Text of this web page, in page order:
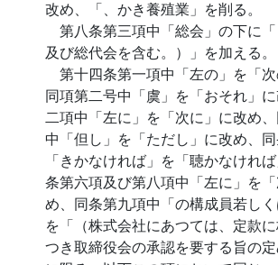
改め、「、かき養殖業」を削る。
第八条第三項中「総会」の下に
及び総代会を含む。）」を加える。
第十四条第一項中「左の」を「次
同項第二号中「虞」を「おそれ」
二項中「左に」を「次に」に改め
中「但し」を「ただし」に改め、
「きかなければ」を「聴かなけれ
条第六項及び第八項中「左に」を
め、同条第九項中「の構成員若しく
を「（株式会社にあつては、定款
つき取締役会の承認を要する旨の